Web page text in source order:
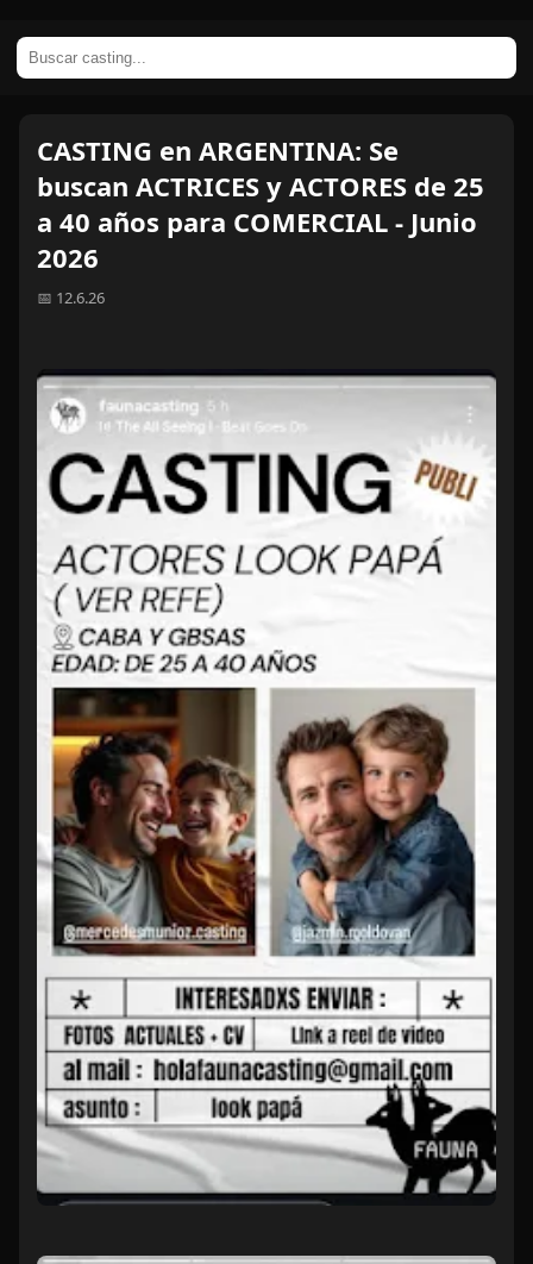
CASTING en ARGENTINA: Se
buscan ACTRICES y ACTORES de 25
a 40 años para COMERCIAL - Junio
2026
📅 12.6.26